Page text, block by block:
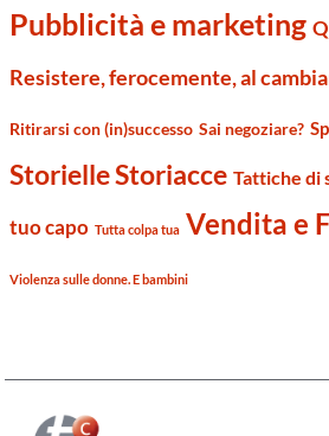
Pubblicità e marketing
Resistere, ferocemente, al
Ritirarsi con (in)successo Sai negoziare?
Storielle Storiacce Tattiche di
tuo capo Tutta colpa tua Vendita e
Violenza sulle donne. E bambini